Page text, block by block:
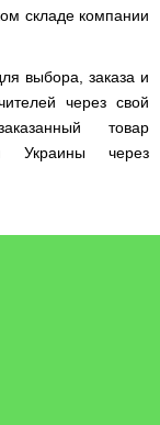
складе компании
выбора, заказа и
через свой
товар
Украины через